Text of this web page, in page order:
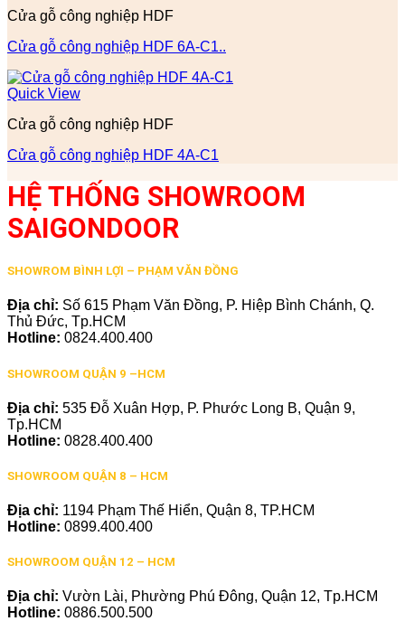
Cửa gỗ công nghiệp HDF
Cửa gỗ công nghiệp HDF 6A-C1..
Quick View
Cửa gỗ công nghiệp HDF
Cửa gỗ công nghiệp HDF 4A-C1
HỆ THỐNG SHOWROOM
SAIGONDOOR
SHOWROM BÌNH LỢI – PHẠM VĂN ĐỒNG
Địa chỉ: Số 615 Phạm Văn Đồng, P. Hiệp Bình Chánh, Q.
Thủ Đức, Tp.HCM
Hotline: 0824.400.400
SHOWROOM QUẬN 9 –HCM
Địa chỉ: 535 Đỗ Xuân Hợp, P. Phước Long B, Quận 9,
Tp.HCM
Hotline: 0828.400.400
SHOWROOM QUẬN 8 – HCM
Địa chỉ: 1194 Phạm Thế Hiển, Quận 8, TP.HCM
Hotline: 0899.400.400
SHOWROOM QUẬN 12 – HCM
Địa chỉ: Vườn Lài, Phường Phú Đông, Quận 12, Tp.HCM
Hotline: 0886.500.500